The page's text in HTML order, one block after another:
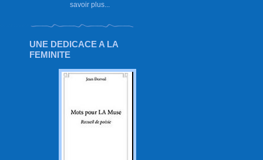
savoir plus...
UNE DEDICACE A LA
FEMINITE